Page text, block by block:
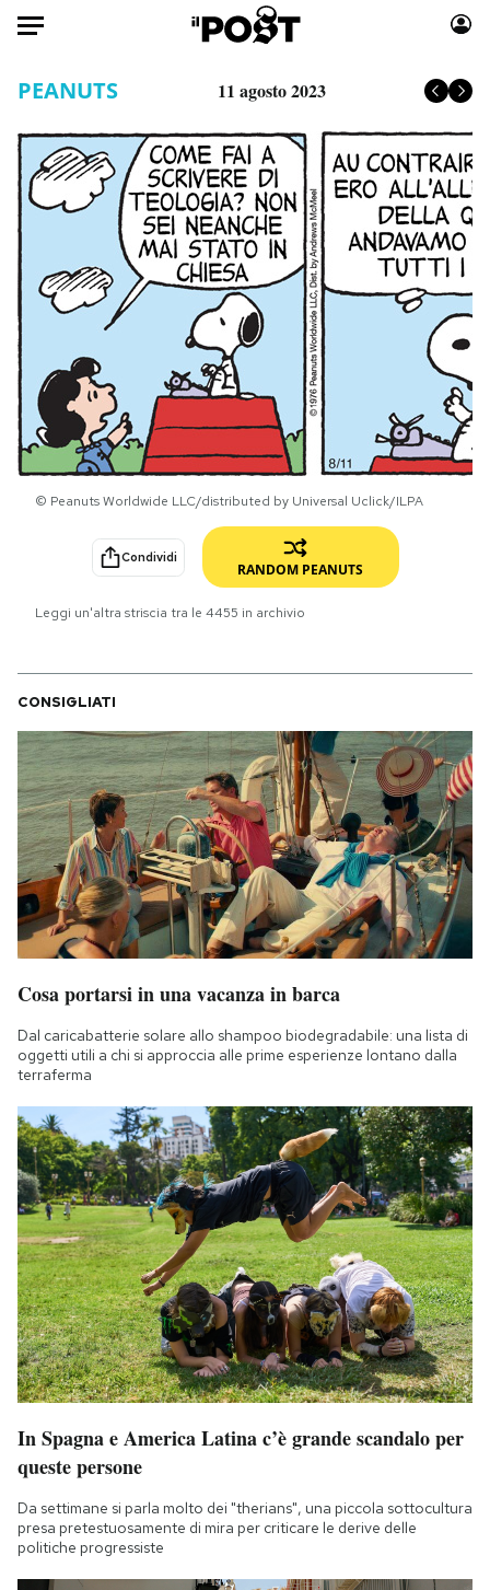
HOME
Italia
Mondo
Tecnologia
Internet
Cultura
Economia
Sport
Moda
Libri
Consumismi
Storie/Idee
Ok Boomer!
Media
Europa
Altrecose
Mondiali calcio 2026
PODCAST
NEWSLETTER
I MIEI PREFERITI
SHOP
CALENDARIO
AREA PERSONALE
Area Personale
Notifiche mobile
Regala il Post
Hai bisogno di aiuto?
Esci
PEANUTS 11 agosto 2023
© Peanuts Worldwide LLC/distributed by Universal Uclick/ILPA
Condividi
RANDOM PEANUTS
Leggi un'altra striscia tra le 4455 in archivio
CONSIGLIATI
Cosa portarsi in una vacanza in barca
Dal caricabatterie solare allo shampoo biodegradabile: una lista di
oggetti utili a chi si approccia alle prime esperienze lontano dalla
terraferma
In Spagna e America Latina c’è grande scandalo per
queste persone
Da settimane si parla molto dei "therians", una piccola sottocultura
presa pretestuosamente di mira per criticare le derive delle
politiche progressiste